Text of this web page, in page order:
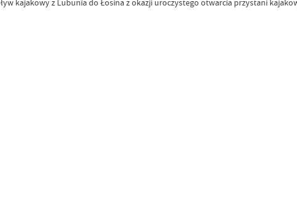
kajakowy z Lubunia do Łosina z okazji uroczystego otwarcia przystani